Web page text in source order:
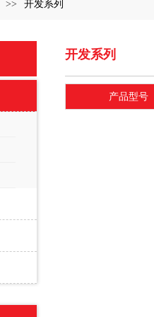
>> 开发系列
开发系列
产品型号